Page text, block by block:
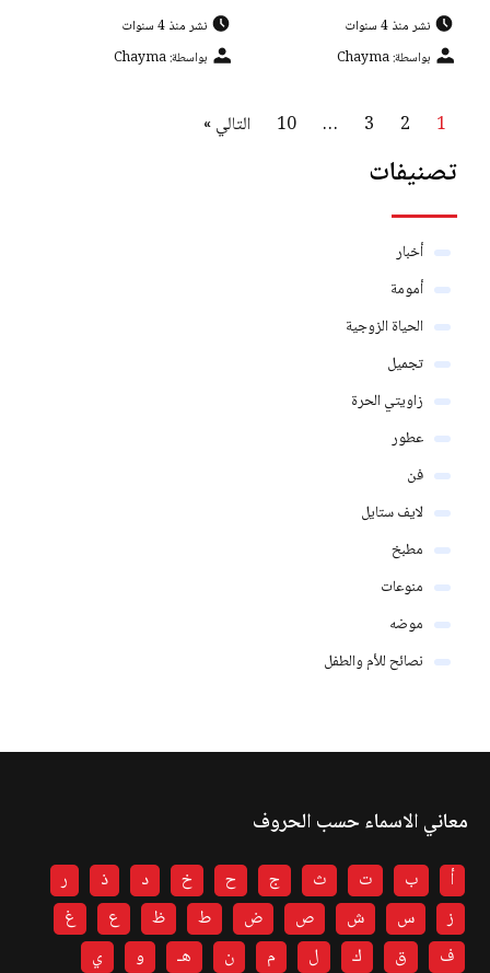
نشر منذ 4 سنوات
بواسطة: Chayma
نشر منذ 4 سنوات
بواسطة: Chayma
1
2
3
…
10 التالي »
تصنيفات
أخبار
أمومة
الحياة الزوجية
تجميل
زاويتي الحرة
عطور
فن
لايف ستايل
مطبخ
منوعات
موضه
نصائح للأم والطفل
معاني الاسماء حسب الحروف
أ ب ت ث ج ح خ د ذ
ر
ز
س ش ص ض ط ظ ع
غ
ف
ق ك ل م ن هـ و ي